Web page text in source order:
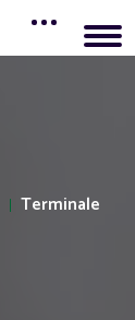
Terminale